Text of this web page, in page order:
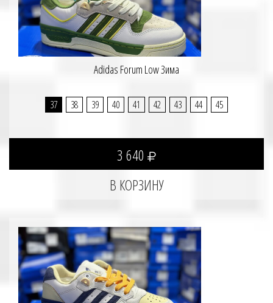
Adidas Forum Low Зима
37 38 39 40 41 42 43 44 45
3 640